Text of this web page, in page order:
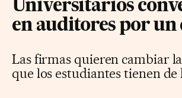
Universitarios
en auditores por un
Las firmas quieren cambiar
que los estudiantes tienen de